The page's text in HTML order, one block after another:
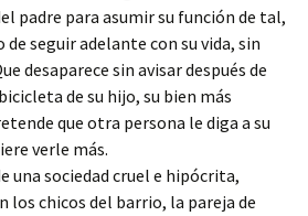
padre para asumir su función de tal,
de seguir adelante con su vida, sin
desaparece sin avisar después de
de su hijo, su bien más
que otra persona le diga a su
verle más.
una sociedad cruel e hipócrita,
los chicos del barrio, la pareja de